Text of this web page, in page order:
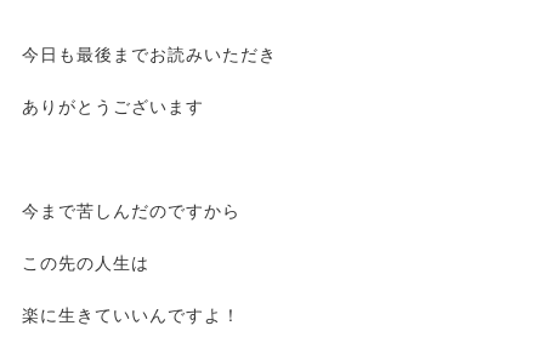
今日も最後までお読みいただき
ありがとうございます
今まで苦しんだのですから
この先の人生は
楽に生きていいんですよ！